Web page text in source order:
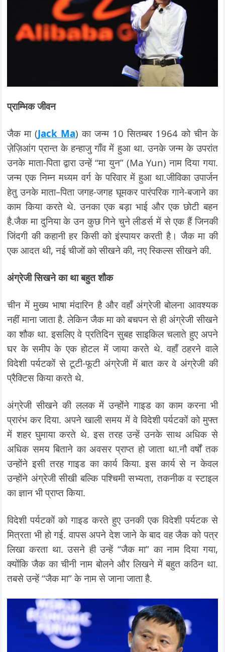
प्राम्भिक जीवन
जैक मा (Jack Ma) का जन्म 10 सितम्बर 1964 को चीन के
ज़ेज़िआंग प्रान्त के हन्हाजु गाँव में हुआ था. उनके जन्म के उपरांत
उनके माता-पिता द्वारा उन्हें “मा युन” (Ma Yun) नाम दिया गया.
जन्म एक निम्न मध्यम वर्ग के परिवार में हुआ था.जीविका उपार्जन
हेतु उनके माता–पिता जगह-जगह घूमकर पारंपरिक गाने-बजाने का
काम किया करते थे. उनका एक बड़ा भाई और एक छोटी बहन
है.जैक मा दुनिया के उन कुछ गिने चुने लीडर्स में से एक हैं जिनकी
जिंदगी की कहानी हर किसी को इंस्पायर करती है। जैक मा की
एक आदत थी, नई चीजों को सीखने की, नए स्किल्स सीखने की.
अंग्रेजी सिखने का था बहुत शौक
चीन में मुख्य भाषा मंदारिन है और वहाँ अंग्रेजी बोलना आवश्यक
नहीं माना जाता है. लेकिन जैक मा को बचपन से ही अंग्रेजी सीखने
का शौक था. इसलिए वे प्रतिदिन सुबह साइकिल चलाते हुए अपने
घर के समीप के एक होटल में जाया करते थे. वहाँ ठहरने वाले
विदेशी पर्यटकों से टूटी-फूटी अंग्रेजी में बात कर वे अंग्रेजी की
प्रैक्टिस किया करते थे.
अंग्रेजी सीखने की ललक में उन्होंने गाइड का काम करना भी
प्रारंभ कर दिया. अपने खाली समय में वे विदेशी पर्यटकों को मुफ्त
में शहर घुमाया करते थे. इस तरह उन्हें उनके साथ अधिक से
अधिक समय बिताने का अवसर प्राप्त हो जाता था.नौ वर्षों तक
उन्होंने इसी तरह गाइड का कार्य किया. इस कार्य से न केवल
उन्होंने अंग्रेजी सीखी बल्कि पश्चिमी सभ्यता, तकनीक व स्टाइल
का ज्ञान भी प्राप्त किया.
विदेशी पर्यटकों को गाइड करते हुए उनकी एक विदेशी पर्यटक से
मित्रता भी हो गई. वापस अपने देश जाने के बाद वह जैक को पत्र
लिखा करता था. उसने ही उन्हें “जैक मा” का नाम दिया गया,
क्योंकि जैक का चीनी नाम बोलने और लिखने में बहुत कठिन था.
तबसे उन्हें “जैक मा” के नाम से जाना जाता है.